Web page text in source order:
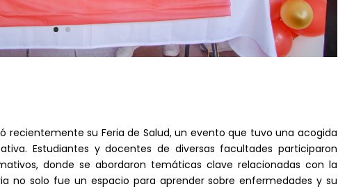
recientemente su Feria de Salud, un evento que tuvo una acogida
Estudiantes y docentes de diversas facultades participaron
donde se abordaron temáticas clave relacionadas con la
no solo fue un espacio para aprender sobre enfermedades y su